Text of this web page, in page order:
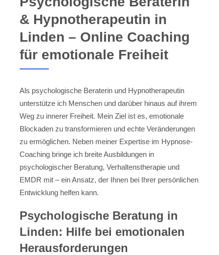
& Hypnotherapeutin in
Linden – Online Coaching
für emotionale Freiheit
Als psychologische Beraterin und Hypnotherapeutin
unterstütze ich Menschen und darüber hinaus auf ihrem
Weg zu innerer Freiheit. Mein Ziel ist es, emotionale
Blockaden zu transformieren und echte Veränderungen
zu ermöglichen. Neben meiner Expertise im Hypnose-
Coaching bringe ich breite Ausbildungen in
psychologischer Beratung, Verhaltenstherapie und
EMDR mit – ein Ansatz, der Ihnen bei Ihrer persönlichen
Entwicklung helfen kann.
Psychologische Beratung in
Linden: Hilfe bei emotionalen
Herausforderungen